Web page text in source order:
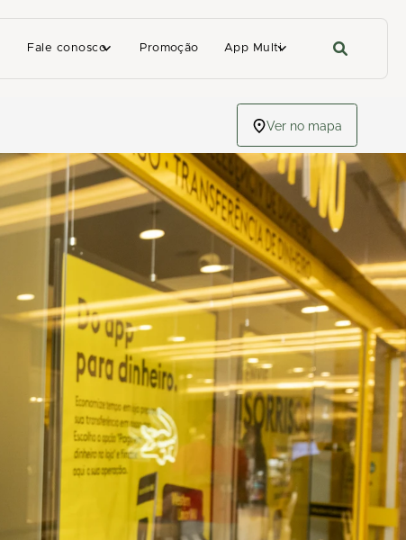
Fale conosco Promoção App Multi
Ver no mapa